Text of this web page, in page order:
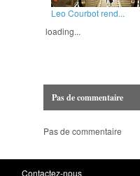
Leo Courbot rend...
loading...
Pas de commentaire
Pas de commentaire
Contactez-nous